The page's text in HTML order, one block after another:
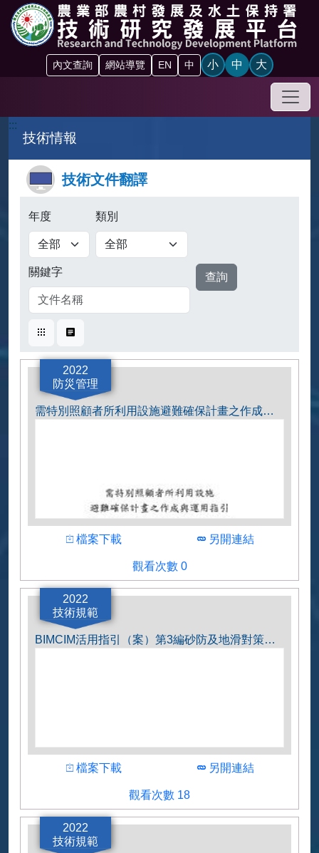
跳到主要內容區塊
內文查詢 網站導覽 EN 中 小 中 大
手機
:::
技術情報
技術文件翻譯
年度 類別
關鍵字 查詢
卡片式表格式
2022
防災管理
國土交通省水管理及國土保全局
需特別照顧者所利用設施避難確保計畫之作成與運用指引.pdf
下載
檔案下載 下載
另開連結
觀看次數 0
2022
技術規範
国土交通省
BIMCIM活用指引（案）第3編砂防及地滑對策編.pdf
下載
檔案下載 下載
另開連結
觀看次數 18
2022
技術規範